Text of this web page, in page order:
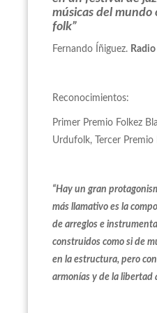
músicas del mundo
folk”
Fernando Íñiguez.
Reconocimientos:
Primer Premio Folkez
Urdufolk, Tercer Premio
“Hay un gran
más llamativo es la
de arreglos e
construidos como si de
en la estructura, pero
armonías y de la libertad